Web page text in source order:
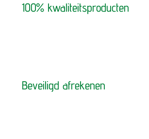
100% kwaliteitsproducten
Beveiligd afrekenen